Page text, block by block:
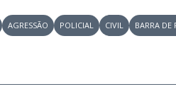
AGRESSÃO POLICIAL CIVIL BARRA DE